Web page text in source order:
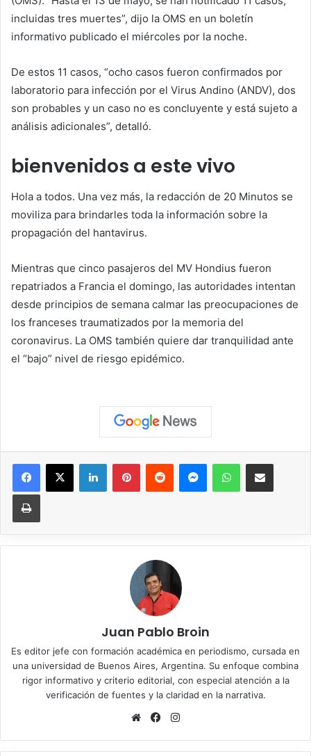
incluidas tres muertes”, dijo la OMS en un boletín
informativo publicado el miércoles por la noche.
De estos 11 casos, “ocho casos fueron confirmados por
laboratorio para infección por el Virus Andino (ANDV), dos
son probables y un caso no es concluyente y está sujeto a
análisis adicionales”, detalló.
bienvenidos a este vivo
Hola a todos. Una vez más, la redacción de 20 Minutos se
moviliza para brindarles toda la información sobre la
propagación del hantavirus.
Mientras que cinco pasajeros del MV Hondius fueron
repatriados a Francia el domingo, las autoridades intentan
desde principios de semana calmar las preocupaciones de
los franceses traumatizados por la memoria del
coronavirus. La OMS también quiere dar tranquilidad ante
el “bajo” nivel de riesgo epidémico.
Facebook
X LinkedInPinterestReddit MessengerWhatsAppCompartir vía correo
Imprimir
Juan Pablo Broin
Es editor jefe con formación académica en periodismo, cursada en
una universidad de Buenos Aires, Argentina. Su enfoque combina
rigor informativo y criterio editorial, con especial atención a la
verificación de fuentes y la claridad en la narrativa.
Sitio
Facebook